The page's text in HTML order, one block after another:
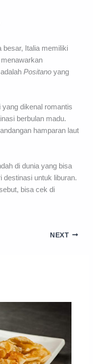
besar, Italia memiliki
adalahPositano yang
yang dikenal romantis
berbulan madu.
hamparan laut
di dunia yang bisa
destinasi untuk liburan.
bisa cek di
NEXT